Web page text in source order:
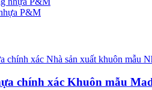
P&M
chính xác Khuôn mẫu